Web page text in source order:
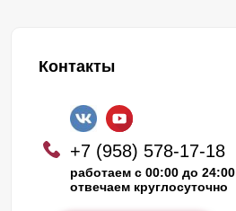
Контакты
+7 (958) 578-17-18
работаем с 00:00 до 24:00
отвечаем круглосуточно